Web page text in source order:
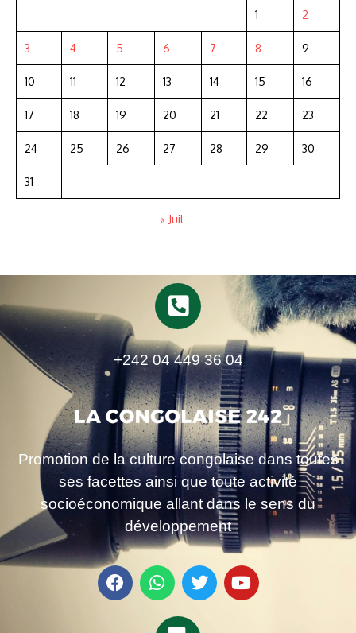
1 2
3 4 5 6 7 8 9
10 11 12 13 14 15 16
17 18 19 20 21 22 23
24 25 26 27 28 29 30
31
« Juil
+242 04 449 36 04
Promotion de la culture congolaise dans toutes
ses facettes ainsi que toute activité
socioéconomique allant dans le sens du
développement